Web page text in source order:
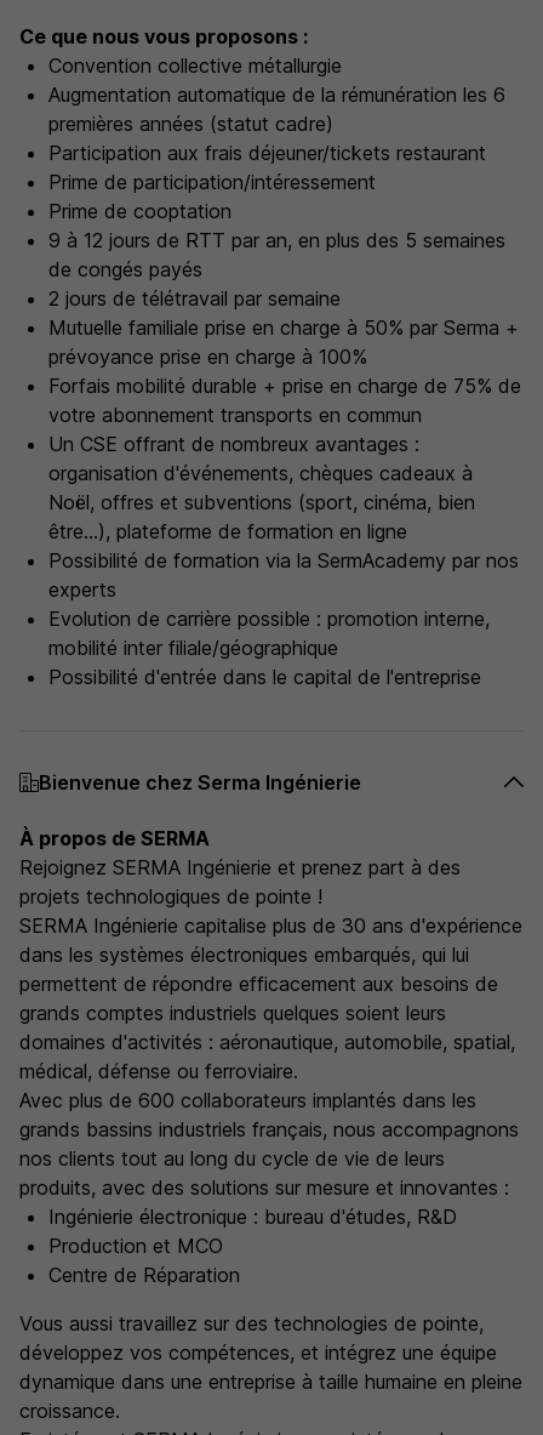
Ce que nous vous proposons :
Convention collective métallurgie
Augmentation automatique de la rémunération les 6
premières années (statut cadre)
Participation aux frais déjeuner/tickets restaurant
Prime de participation/intéressement
Prime de cooptation
9 à 12 jours de RTT par an, en plus des 5 semaines
de congés payés
2 jours de télétravail par semaine
Mutuelle familiale prise en charge à 50% par Serma +
prévoyance prise en charge à 100%
Forfais mobilité durable + prise en charge de 75% de
votre abonnement transports en commun
Un CSE offrant de nombreux avantages :
organisation d'événements, chèques cadeaux à
Noël, offres et subventions (sport, cinéma, bien
être...), plateforme de formation en ligne
Possibilité de formation via la SermAcademy par nos
experts
Evolution de carrière possible : promotion interne,
mobilité inter filiale/géographique
Possibilité d'entrée dans le capital de l'entreprise
Bienvenue chez Serma Ingénierie
À propos de SERMA
Rejoignez SERMA Ingénierie et prenez part à des
projets technologiques de pointe !
SERMA Ingénierie capitalise plus de 30 ans d'expérience
dans les systèmes électroniques embarqués, qui lui
permettent de répondre efficacement aux besoins de
grands comptes industriels quelques soient leurs
domaines d'activités : aéronautique, automobile, spatial,
médical, défense ou ferroviaire.
Avec plus de 600 collaborateurs implantés dans les
grands bassins industriels français, nous accompagnons
nos clients tout au long du cycle de vie de leurs
produits, avec des solutions sur mesure et innovantes :
Ingénierie électronique : bureau d'études, R&D
Production et MCO
Centre de Réparation
Vous aussi travaillez sur des technologies de pointe,
développez vos compétences, et intégrez une équipe
dynamique dans une entreprise à taille humaine en pleine
croissance.